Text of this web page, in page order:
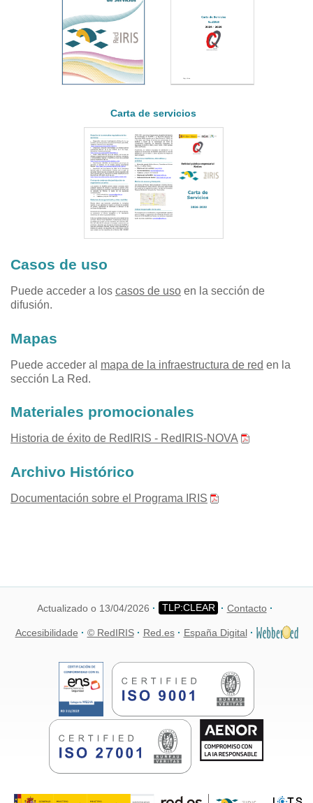
Carta de servicios
Casos de uso
Puede acceder a los casos de uso en la sección de
difusión.
Mapas
Puede acceder al mapa de la infraestructura de red en la
sección La Red.
Materiales promocionales
Historia de éxito de RedIRIS - RedIRIS-NOVA
Archivo Histórico
Documentación sobre el Programa IRIS
Actualizado o 13/04/2026 Contacto
Accesibilidade © RedIRIS Red.es España Digital